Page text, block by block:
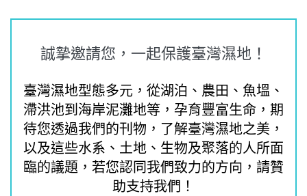
誠摯邀請您，一起保護臺灣濕地！
臺灣濕地型態多元，從湖泊、農田、魚塭、
滯洪池到海岸泥灘地等，孕育豐富生命，期
待您透過我們的刊物，了解臺灣濕地之美，
以及這些水系、土地、生物及聚落的人所面
臨的議題，若您認同我們致力的方向，請贊
助支持我們！